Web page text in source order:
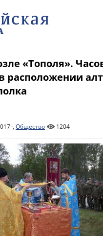
«Тополя».
расположении
Общество 1204